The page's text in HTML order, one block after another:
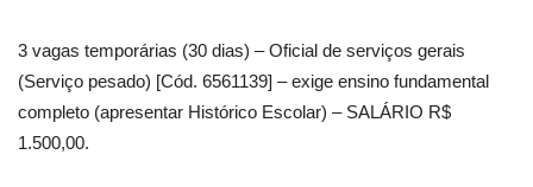
3 vagas temporárias (30 dias) – Oficial de serviços gerais
(Serviço pesado) [Cód. 6561139] – exige ensino fundamental
completo (apresentar Histórico Escolar) – SALÁRIO R$
1.500,00.